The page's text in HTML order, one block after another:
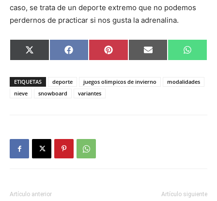
caso, se trata de un deporte extremo que no podemos
perdernos de practicar si nos gusta la adrenalina.
Compartir
en
X
(Twitter)
Compartir
en
Facebook Compartir
en
Pinterest Compartir
en
Email
en
ETIQUETAS deporte juegos olimpicos de invierno
modalidades
nieve
snowboard variantes
Artículo anterior Artículo siguiente